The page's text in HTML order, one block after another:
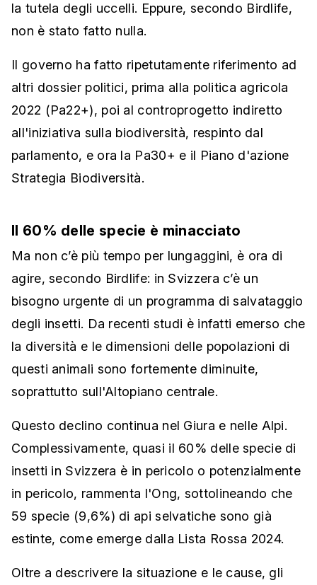
la tutela degli uccelli. Eppure, secondo Birdlife,
non è stato fatto nulla.
Il governo ha fatto ripetutamente riferimento ad
altri dossier politici, prima alla politica agricola
2022 (Pa22+), poi al controprogetto indiretto
all'iniziativa sulla biodiversità, respinto dal
parlamento, e ora la Pa30+ e il Piano d'azione
Strategia Biodiversità.
Il 60% delle specie è minacciato
Ma non c’è più tempo per lungaggini, è ora di
agire, secondo Birdlife: in Svizzera c’è un
bisogno urgente di un programma di salvataggio
degli insetti. Da recenti studi è infatti emerso che
la diversità e le dimensioni delle popolazioni di
questi animali sono fortemente diminuite,
soprattutto sull'Altopiano centrale.
Questo declino continua nel Giura e nelle Alpi.
Complessivamente, quasi il 60% delle specie di
insetti in Svizzera è in pericolo o potenzialmente
in pericolo, rammenta l'Ong, sottolineando che
59 specie (9,6%) di api selvatiche sono già
estinte, come emerge dalla Lista Rossa 2024.
Oltre a descrivere la situazione e le cause, gli